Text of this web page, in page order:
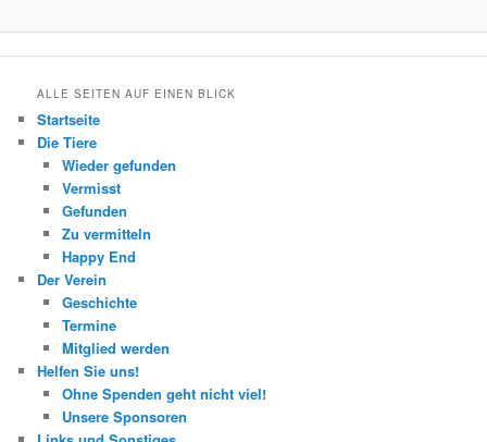
ALLE SEITEN AUF EINEN BLICK
Startseite
Die Tiere
Wieder gefunden
Vermisst
Gefunden
Zu vermitteln
Happy End
Der Verein
Geschichte
Termine
Mitglied werden
Helfen Sie uns!
Ohne Spenden geht nicht viel!
Unsere Sponsoren